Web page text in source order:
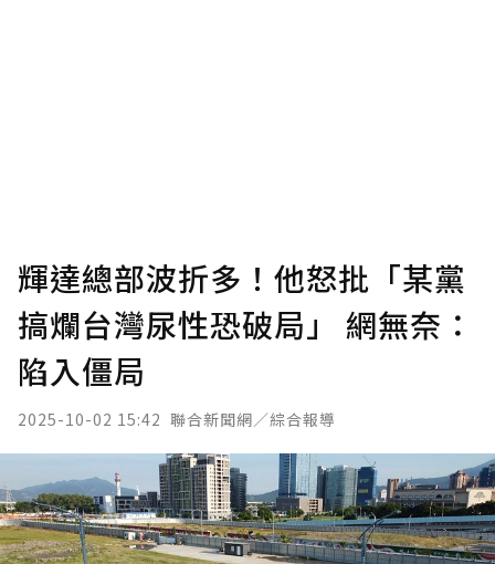
輝達總部波折多！他怒批「某黨
搞爛台灣尿性恐破局」 網無奈：
陷入僵局
2025-10-02 15:42 聯合新聞網／綜合報導